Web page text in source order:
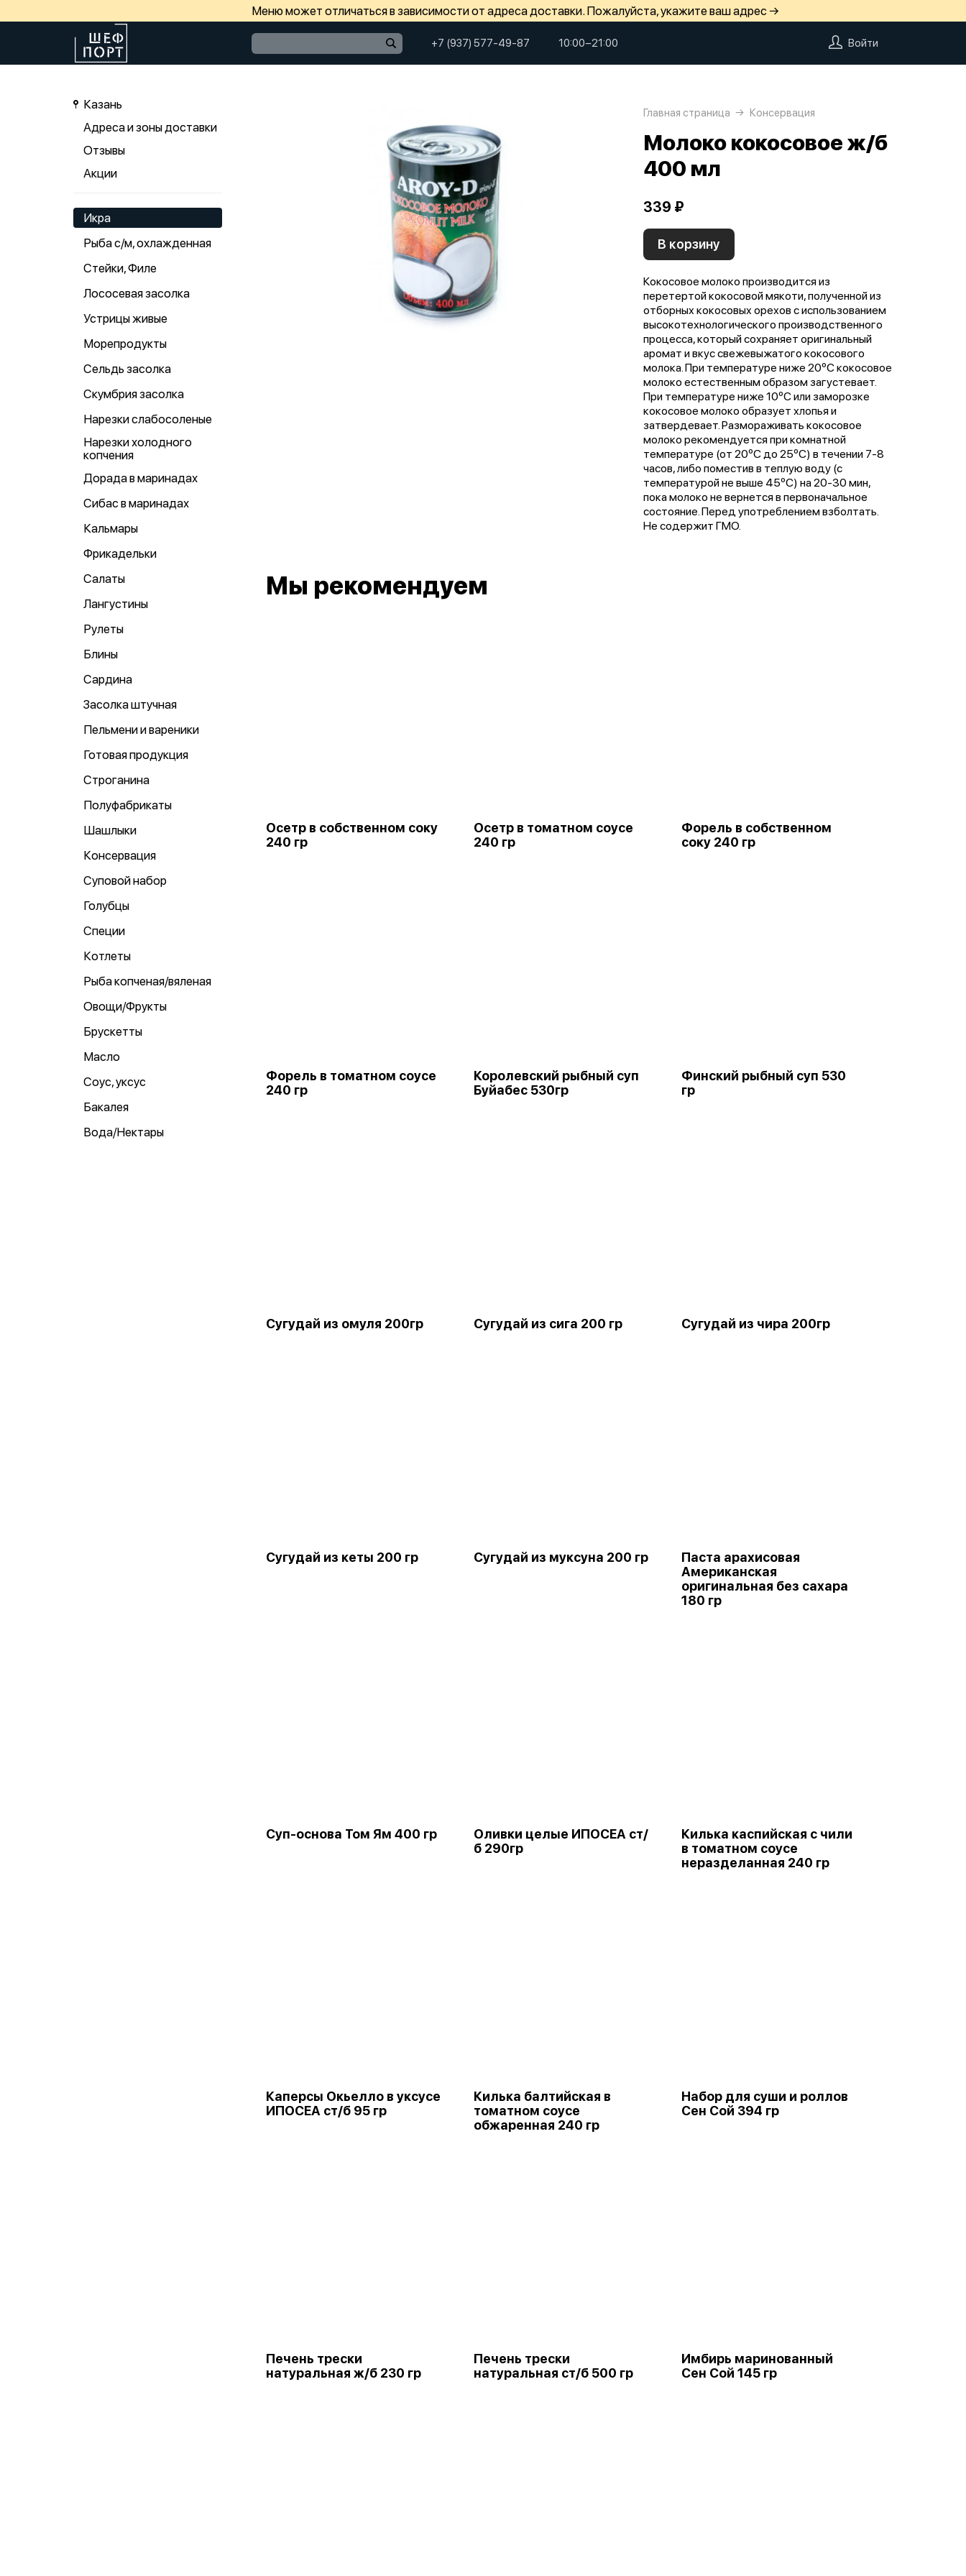
Меню может отличаться в зависимости от адреса доставки. Пожалуйста, укажите ваш адрес →
+7 (937) 577-49-87 10:00−21:00 Войти
Казань
Адреса и зоны доставки
Отзывы
Акции
Икра
Рыба с/м, охлажденная
Стейки, Филе
Лососевая засолка
Устрицы живые
Морепродукты
Сельдь засолка
Скумбрия засолка
Нарезки слабосоленые
Нарезки холодного
копчения
Дорада в маринадах
Сибас в маринадах
Кальмары
Фрикадельки
Салаты
Лангустины
Рулеты
Блины
Сардина
Засолка штучная
Пельмени и вареники
Готовая продукция
Строганина
Полуфабрикаты
Шашлыки
Консервация
Суповой набор
Голубцы
Специи
Котлеты
Рыба копченая/вяленая
Овощи/Фрукты
Брускетты
Масло
Соус, уксус
Бакалея
Вода/Нектары
Главная страница Консервация
Молоко кокосовое ж/б
400 мл
339 ₽
В корзину
Кокосовое молоко производится из
перетертой кокосовой мякоти, полученной из
отборных кокосовых орехов с использованием
высокотехнологического производственного
процесса, который сохраняет оригинальный
аромат и вкус свежевыжатого кокосового
молока. При температуре ниже 20ºС кокосовое
молоко естественным образом загустевает.
При температуре ниже 10ºС или заморозке
кокосовое молоко образует хлопья и
затвердевает. Размораживать кокосовое
молоко рекомендуется при комнатной
температуре (от 20ºС до 25ºС) в течении 7-8
часов, либо поместив в теплую воду (с
температурой не выше 45ºС) на 20-30 мин,
пока молоко не вернется в первоначальное
состояние. Перед употреблением взболтать.
Не содержит ГМО.
Мы рекомендуем
Осетр в собственном соку
240 гр
Осетр в томатном соусе
240 гр
Форель в собственном
соку 240 гр
Форель в томатном соусе
240 гр
Королевский рыбный суп
Буйабес 530гр
Финский рыбный суп 530
гр
Сугудай из омуля 200гр Сугудай из сига 200 гр Сугудай из чира 200гр
Сугудай из кеты 200 гр Сугудай из муксуна 200 гр
Паста арахисовая
Американская
оригинальная без сахара
180 гр
Суп-основа Том Ям 400 гр
Оливки целые ИПОСЕА ст/
б 290гр
Килька каспийская с чили
в томатном соусе
неразделанная 240 гр
Каперсы Окьелло в уксусе
ИПОСЕА ст/б 95 гр
Килька балтийская в
томатном соусе
обжаренная 240 гр
Набор для суши и роллов
Сен Сой 394 гр
Печень трески
натуральная ж/б 230 гр
Печень трески
натуральная ст/б 500 гр
Имбирь маринованный
Сен Сой 145 гр